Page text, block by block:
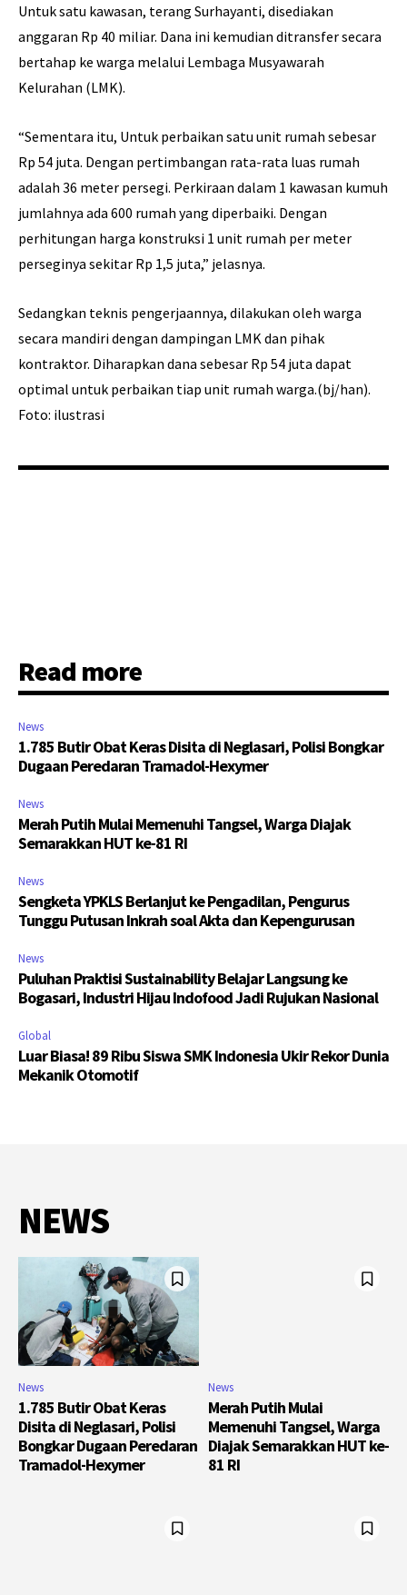
Untuk satu kawasan, terang Surhayanti, disediakan
anggaran Rp 40 miliar. Dana ini kemudian ditransfer secara
bertahap ke warga melalui Lembaga Musyawarah
Kelurahan (LMK).
“Sementara itu, Untuk perbaikan satu unit rumah sebesar
Rp 54 juta. Dengan pertimbangan rata-rata luas rumah
adalah 36 meter persegi. Perkiraan dalam 1 kawasan kumuh
jumlahnya ada 600 rumah yang diperbaiki. Dengan
perhitungan harga konstruksi 1 unit rumah per meter
perseginya sekitar Rp 1,5 juta,” jelasnya.
Sedangkan teknis pengerjaannya, dilakukan oleh warga
secara mandiri dengan dampingan LMK dan pihak
kontraktor. Diharapkan dana sebesar Rp 54 juta dapat
optimal untuk perbaikan tiap unit rumah warga.(bj/han).
Foto: ilustrasi
Read more
News
1.785 Butir Obat Keras Disita di Neglasari, Polisi Bongkar
Dugaan Peredaran Tramadol-Hexymer
News
Merah Putih Mulai Memenuhi Tangsel, Warga Diajak
Semarakkan HUT ke-81 RI
News
Sengketa YPKLS Berlanjut ke Pengadilan, Pengurus
Tunggu Putusan Inkrah soal Akta dan Kepengurusan
News
Puluhan Praktisi Sustainability Belajar Langsung ke
Bogasari, Industri Hijau Indofood Jadi Rujukan Nasional
Global
Luar Biasa! 89 Ribu Siswa SMK Indonesia Ukir Rekor Dunia
Mekanik Otomotif
NEWS
News
1.785 Butir Obat Keras
Disita di Neglasari, Polisi
Bongkar Dugaan Peredaran
Tramadol-Hexymer
News
Merah Putih Mulai
Memenuhi Tangsel, Warga
Diajak Semarakkan HUT ke-
81 RI